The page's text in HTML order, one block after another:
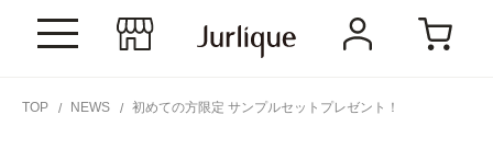
TOP NEWS 初めての方限定 サンプルセットプレゼント！